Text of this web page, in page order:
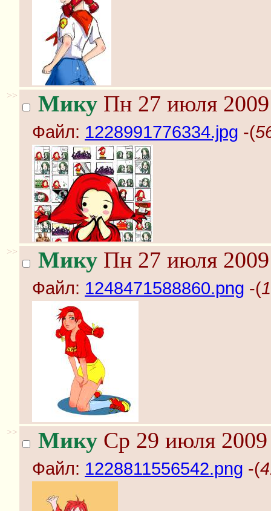
>> Мику Пн 27 июля
Файл: 1228991776334.jpg -(
>> Мику Пн 27 июля
Файл: 1248471588860.png -(
>> Мику Ср 29 июля
Файл: 1228811556542.png -(